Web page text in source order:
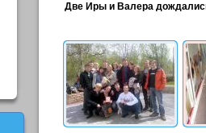
Две Иры и Валера